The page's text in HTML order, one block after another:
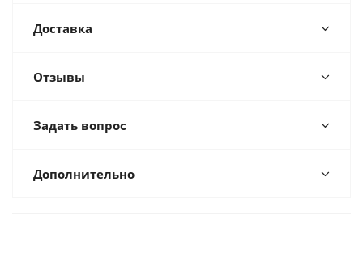
Доставка
Отзывы
Задать вопрос
Дополнительно